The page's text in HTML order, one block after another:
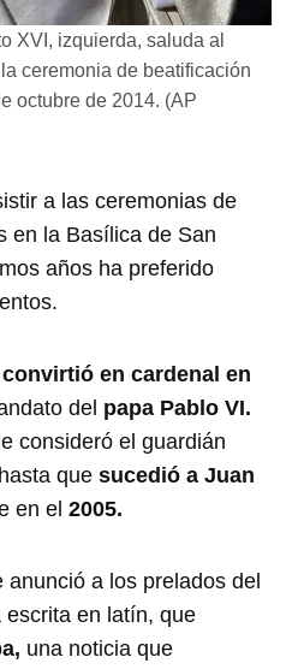
XVI, izquierda, saluda al
ceremonia de beatificación
octubre de 2014. (AP
a las ceremonias de
en la Basílica de San
años ha preferido
en cardenal en
del papa Pablo VI.
consideró el guardián
quesucedió a Juan
en el2005.
a los prelados del
escrita en latín, que
una noticia que